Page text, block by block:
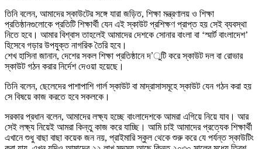
তিনি বলেন, আমাদের স্কাউটের সঙ্গে যারা জড়িত, শিক্ষা মন্ত্রণালয় ও শিক্ষা
প্রতিষ্ঠানগুলোকে প্রতিটি শিক্ষার্থী যেন এই স্কাউট প্রশিক্ষণ প্রাপ্ত হয় সেই ব্যবস্থা
নিতে হবে। আমার বিশ্বাস তাহলেই আমাদের দেশকে সোনার বাংলা বা ‘স্মার্ট বাংলাদেশ’
হিসেবে গড়ার উপযুক্ত নাগরিক তৈরি হবে।
শেখ হাসিনা জানান, দেশের সকল শিক্ষা প্রতিষ্ঠানে দ’ুটি করে স্কাউট দল বা রোভার
স্কাউট গঠন করার নির্দেশ দেওয়া হয়েছে।
তিনি বলেন, ছেলেদের পাশাপাশি গার্ল স্কাউট বা মাদ্রাসাসমূহে স্কাউট যেন গঠন করা হয়
সে বিষয়ে কাজ করতে হবে সকলকে।
সরকার প্রধান বলেন, আমাদের লক্ষ্য হচ্ছে বাংলাদেশকে আমরা এগিয়ে নিয়ে যাব। আর
সেই লক্ষ্য নিয়েই আমরা কিন্তু কাজ করে যাচ্ছি। আমি চাই আমাদের প্রত্যেক শিক্ষার্থী
এখানে শুধু বাছা বাছা কয়েক জন নয়, প্রাইমারি স্কুল থেকে শুরু করে যে পর্যন্ত স্কাউটিং